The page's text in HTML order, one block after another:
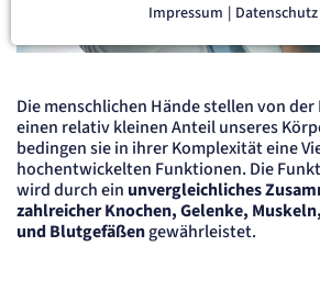
Die menschlichen Hände stellen von
einen relativ kleinen Anteil unseres
bedingen sie in ihrer Komplexität eine
hochentwickelten Funktionen. Die
wird durch ein unvergleichliches
zahlreicher Knochen, Gelenke,
und Blutgefäßengewährleistet.
NOTWENDIGE COOKIES
Notwendige Cookies
die einwandfreie Funktion
erforderlich.
etracker Sitzungs-Cookie
Name:
et_oi_v2
Impressum | Datenschutz